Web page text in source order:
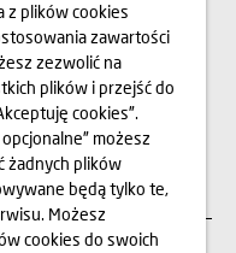
z plików cookies
zawartości
zezwolić na
plików i przejść do
cookies”.
możesz
żadnych plików
będą tylko te,
Możesz
cookies do swoich